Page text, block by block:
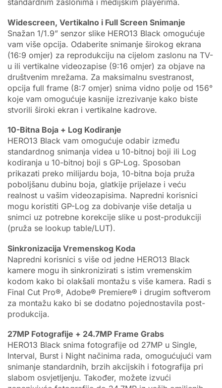
Widescreen, Vertikalno i Full Screen Snimanje
Snažan 1/1.9” senzor slike HERO13 Black omogućuje
vam više opcija. Odaberite snimanje širokog ekrana
(16:9 omjer) za reprodukciju na cijelom zaslonu na TV-
u ili vertikalne videozapise (9:16 omjer) za objave na
društvenim mrežama. Za maksimalnu svestranost,
opcija full frame (8:7 omjer) snima vidno polje od 156°
koje vam omogućuje kasnije izrezivanje kako biste
stvorili široki ekran i vertikalne kadrove.
10-Bitna Boja + Log Kodiranje
HERO13 Black vam omogućuje odabir između
standardnog snimanja videa u 10-bitnoj boji ili Log
kodiranja u 10-bitnoj boji s GP-Log. Sposoban
prikazati preko milijardu boja, 10-bitna boja pruža
poboljšanu dubinu boja, glatkije prijelaze i veću
realnost u vašim videozapisima. Napredni korisnici
mogu koristiti GP-Log za dobivanje više detalja u
snimci uz potrebne korekcije slike u post-produkciji
(pruža se lookup table/LUT).
Sinkronizacija Vremenskog Koda
Napredni korisnici s više od jedne HERO13 Black
kamere mogu ih sinkronizirati s istim vremenskim
kodom kako bi olakšali montažu s više kamera. Radi s
Final Cut Pro®, Adobe® Premiere® i drugim softverom
za montažu kako bi se dodatno pojednostavila post-
produkcija.
27MP Fotografije + 24.7MP Frame Grabs
HERO13 Black snima fotografije od 27MP u Single,
Interval, Burst i Night načinima rada, omogućujući vam
snimanje standardnih, brzih akcijskih i fotografija pri
slabom osvjetljenju. Također, možete izvući